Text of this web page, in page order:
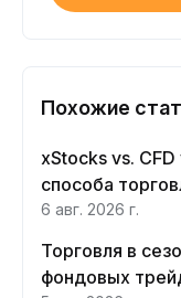
Похожие
xStocks vs.
способа
6 авг. 2026 г.
Торговля в
фондовых